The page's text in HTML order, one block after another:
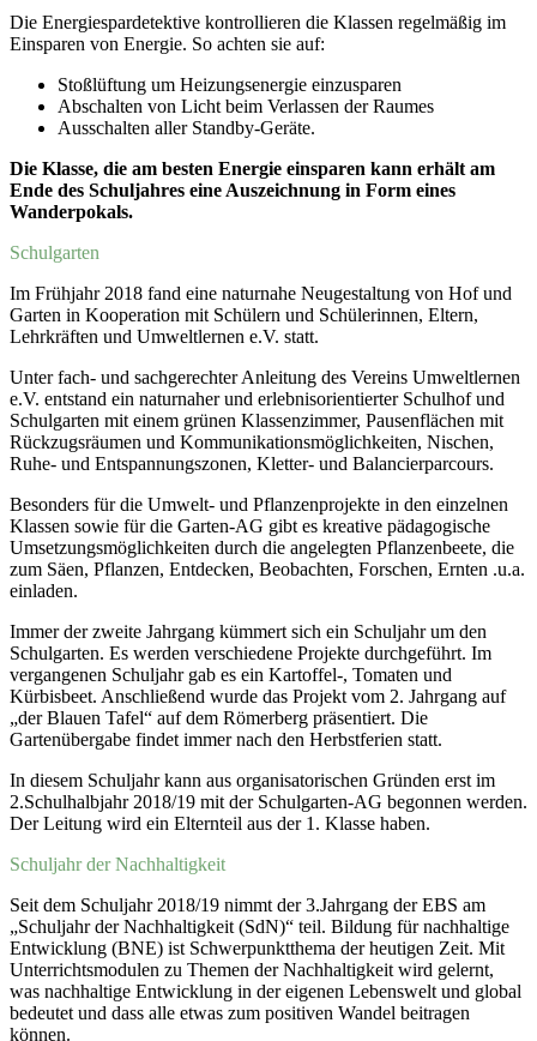
Die Energiespardetektive kontrollieren die Klassen regelmäßig im
Einsparen von Energie. So achten sie auf:
Stoßlüftung um Heizungsenergie einzusparen
Abschalten von Licht beim Verlassen der Raumes
Ausschalten aller Standby-Geräte.
Die Klasse, die am besten Energie einsparen kann erhält am
Ende des Schuljahres eine Auszeichnung in Form eines
Wanderpokals.
Schulgarten
Im Frühjahr 2018 fand eine naturnahe Neugestaltung von Hof und
Garten in Kooperation mit Schülern und Schülerinnen, Eltern,
Lehrkräften und Umweltlernen e.V. statt.
Unter fach- und sachgerechter Anleitung des Vereins Umweltlernen
e.V. entstand ein naturnaher und erlebnisorientierter Schulhof und
Schulgarten mit einem grünen Klassenzimmer, Pausenflächen mit
Rückzugsräumen und Kommunikationsmöglichkeiten, Nischen,
Ruhe- und Entspannungszonen, Kletter- und Balancierparcours.
Besonders für die Umwelt- und Pflanzenprojekte in den einzelnen
Klassen sowie für die Garten-AG gibt es kreative pädagogische
Umsetzungsmöglichkeiten durch die angelegten Pflanzenbeete, die
zum Säen, Pflanzen, Entdecken, Beobachten, Forschen, Ernten .u.a.
einladen.
Immer der zweite Jahrgang kümmert sich ein Schuljahr um den
Schulgarten. Es werden verschiedene Projekte durchgeführt. Im
vergangenen Schuljahr gab es ein Kartoffel-, Tomaten und
Kürbisbeet. Anschließend wurde das Projekt vom 2. Jahrgang auf
„der Blauen Tafel“ auf dem Römerberg präsentiert. Die
Gartenübergabe findet immer nach den Herbstferien statt.
In diesem Schuljahr kann aus organisatorischen Gründen erst im
2.Schulhalbjahr 2018/19 mit der Schulgarten-AG begonnen werden.
Der Leitung wird ein Elternteil aus der 1. Klasse haben.
Schuljahr der Nachhaltigkeit
Seit dem Schuljahr 2018/19 nimmt der 3.Jahrgang der EBS am
„Schuljahr der Nachhaltigkeit (SdN)“ teil. Bildung für nachhaltige
Entwicklung (BNE) ist Schwerpunktthema der heutigen Zeit. Mit
Unterrichtsmodulen zu Themen der Nachhaltigkeit wird gelernt,
was nachhaltige Entwicklung in der eigenen Lebenswelt und global
bedeutet und dass alle etwas zum positiven Wandel beitragen
können.